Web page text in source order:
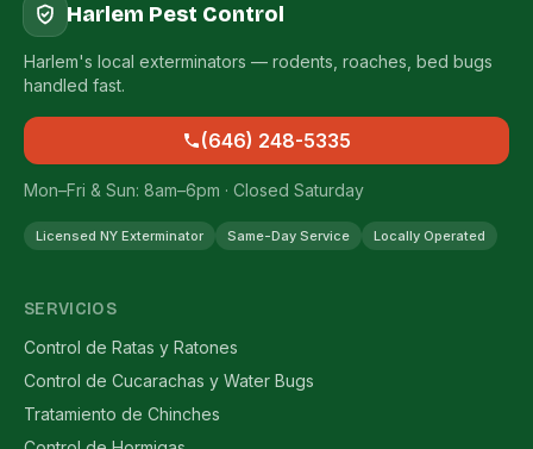
Harlem Pest Control
Harlem's local exterminators — rodents, roaches, bed bugs
handled fast.
(646) 248-5335
Mon–Fri & Sun: 8am–6pm · Closed Saturday
Licensed NY Exterminator Same-Day Service Locally Operated
SERVICIOS
Control de Ratas y Ratones
Control de Cucarachas y Water Bugs
Tratamiento de Chinches